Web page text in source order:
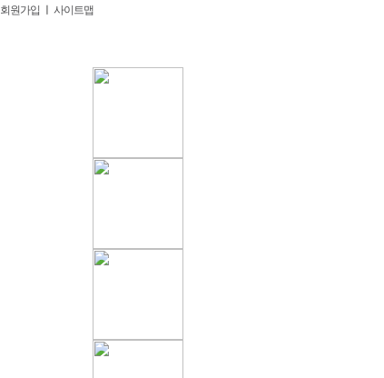
회원가입 사이트맵